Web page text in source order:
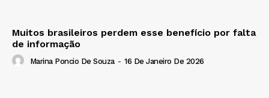
Muitos brasileiros perdem esse benefício por falta
de informação
Marina Poncio De Souza - 16 De Janeiro De 2026